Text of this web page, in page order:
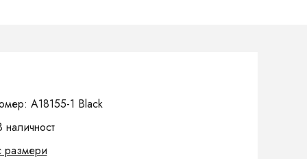
A18155-1 Black
размери